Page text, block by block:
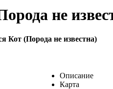
не
Кот (Порода не известна)
Описание
Карта